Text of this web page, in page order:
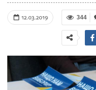
12.03.2019 344